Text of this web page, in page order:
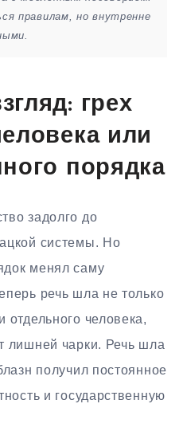
правилам, но внутренне
грех
или
порядка
задолго до
системы. Но
менял саму
речь шла не только
отдельного человека,
лишней чарки. Речь шла
получил постоянное
и государственную